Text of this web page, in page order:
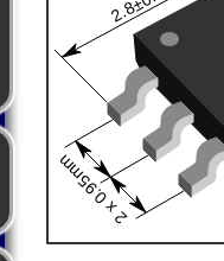
2 x 0.95mm